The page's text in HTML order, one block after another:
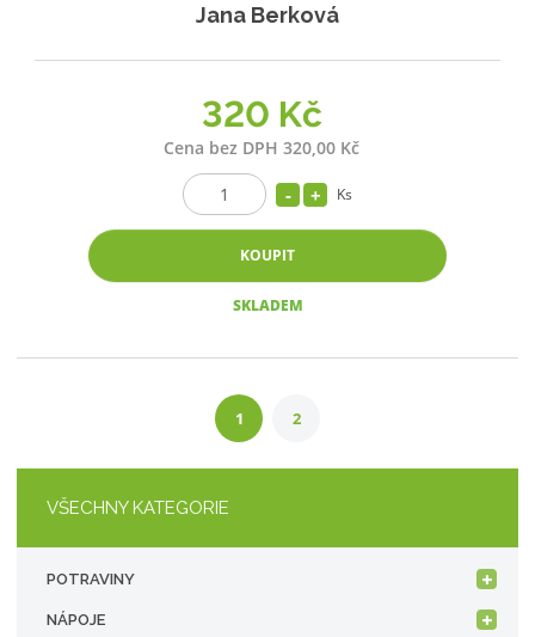
Jana Berková
320 Kč
Cena bez DPH 320,00 Kč
Ks
KOUPIT
SKLADEM
1 2
VŠECHNY KATEGORIE
POTRAVINY
NÁPOJE